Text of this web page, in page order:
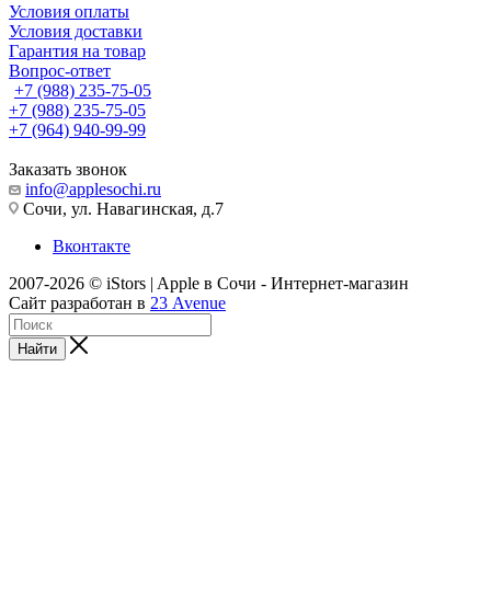
Условия оплаты
Условия доставки
Гарантия на товар
Вопрос-ответ
+7 (988) 235-75-05
+7 (988) 235-75-05
+7 (964) 940-99-99
Заказать звонок
info@applesochi.ru
Сочи, ул. Навагинская, д.7
Вконтакте
2007-2026 © iStors | Apple в Сочи - Интернет-магазин
Сайт разработан в 23 Avenue
Найти